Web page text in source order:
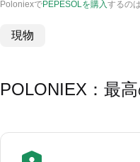
PoloniexでPEPESOLを購入するの
現物
POLONIEX：最